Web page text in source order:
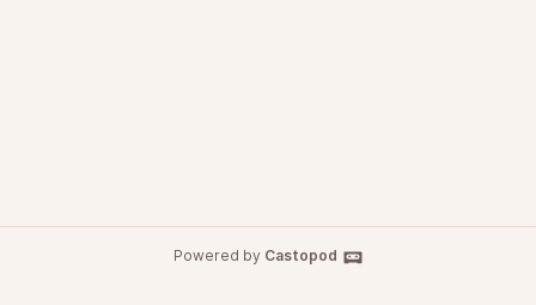
Powered by Castopod